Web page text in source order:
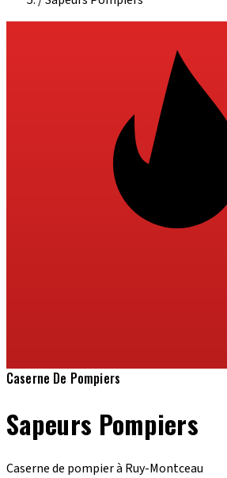
Caserne De Pompiers
Sapeurs Pompiers
Caserne de pompier à Ruy-Montceau